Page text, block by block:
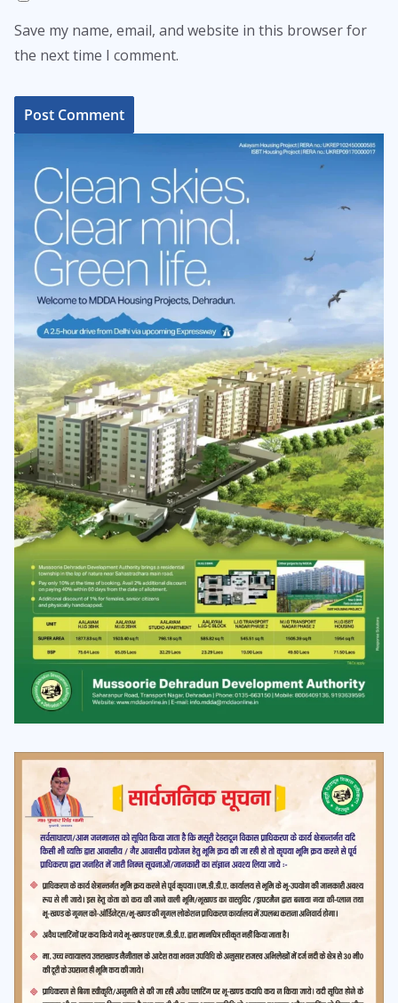
Save my name, email, and website in this browser for
the next time I comment.